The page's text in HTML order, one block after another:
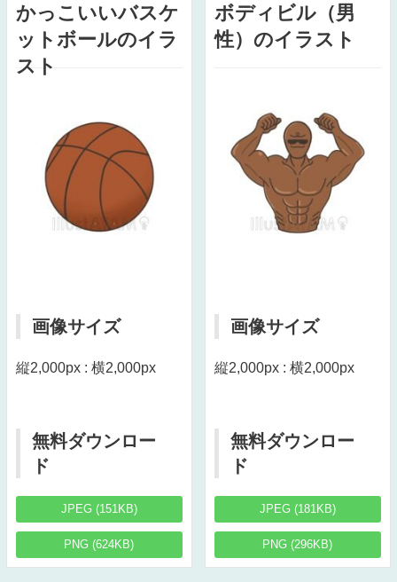
かっこいいバスケ
ットボールのイラ
スト
画像サイズ
縦2,000px : 横2,000px
無料ダウンロー
ド
JPEG (151KB)
PNG (624KB)
ボディビル（男
性）のイラスト
画像サイズ
縦2,000px : 横2,000px
無料ダウンロー
ド
JPEG (181KB)
PNG (296KB)